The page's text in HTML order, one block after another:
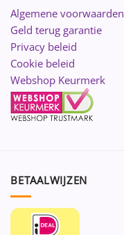
Algemene voorwaarden
Geld terug garantie
Privacy beleid
Cookie beleid
Webshop Keurmerk
BETAALWIJZEN